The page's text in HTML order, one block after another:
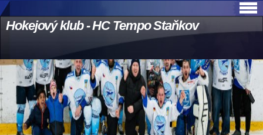
Hokejový klub - HC Tempo Staňkov